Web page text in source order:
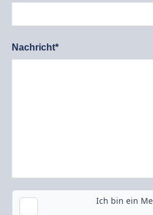
Nachricht*
Kopie an meine E-Mail-